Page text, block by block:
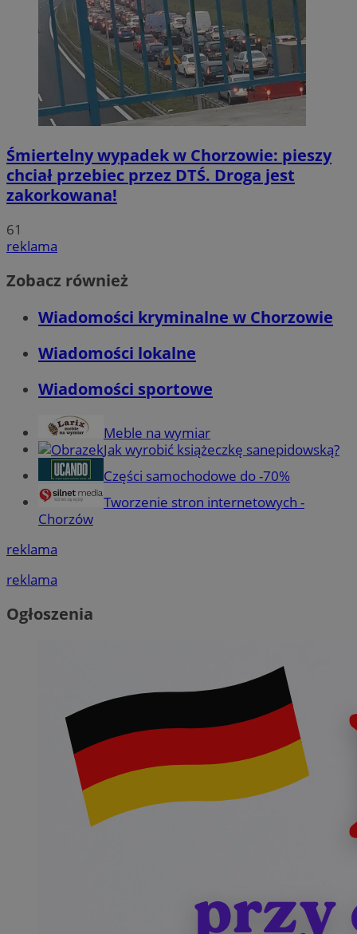
Śmiertelny wypadek w Chorzowie: pieszy
chciał przebiec przez DTŚ. Droga jest
zakorkowana!
61
reklama
Zobacz również
Wiadomości kryminalne w Chorzowie
Wiadomości lokalne
Wiadomości sportowe
Meble na wymiar
Jak wyrobić książeczkę sanepidowską?
Części samochodowe do -70%
Tworzenie stron internetowych -
Chorzów
reklama
reklama
Ogłoszenia